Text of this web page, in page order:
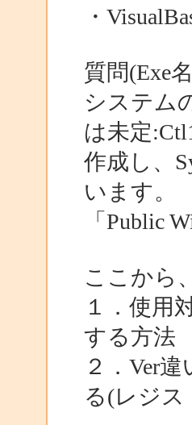
・
質問(Exe
システム
は未定
作成し、
います。
「Public
ここから
１．使用
する方法
２．Ver
る(レジス